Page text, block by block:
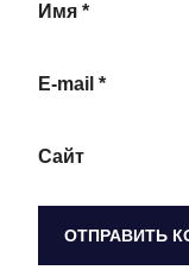
Имя *
E-mail *
Сайт